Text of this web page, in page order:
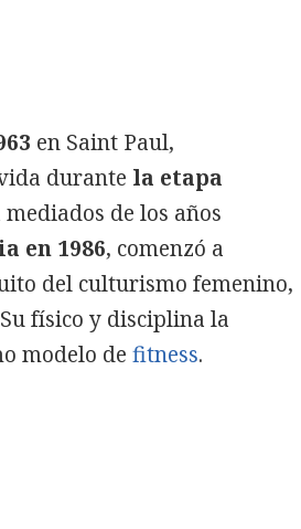
en Saint Paul,
durante la etapa
de los años
en 1986, comenzó a
del culturismo femenino,
físico y disciplina la
modelo de fitness.